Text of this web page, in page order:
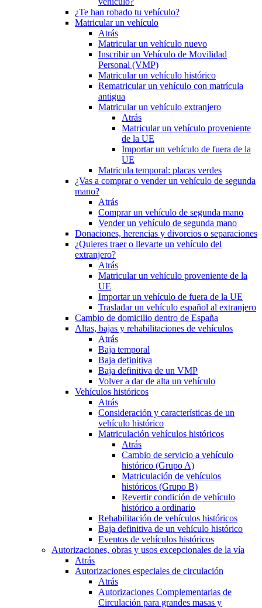
¿Te han robado tu vehículo?
Matricular un vehículo
Atrás
Matricular un vehículo nuevo
Inscribir un Vehículo de Movilidad
Personal (VMP)
Matricular un vehículo histórico
Rematricular un vehículo con matrícula
antigua
Matricular un vehículo extranjero
Atrás
Matricular un vehículo proveniente
de la UE
Importar un vehículo de fuera de la
UE
Matricula temporal: placas verdes
¿Vas a comprar o vender un vehículo de segunda
mano?
Atrás
Comprar un vehículo de segunda mano
Vender un vehículo de segunda mano
Donaciones, herencias y divorcios o separaciones
¿Quieres traer o llevarte un vehículo del
extranjero?
Atrás
Matricular un vehículo proveniente de la
UE
Importar un vehículo de fuera de la UE
Trasladar un vehículo español al extranjero
Cambio de domicilio dentro de España
Altas, bajas y rehabilitaciones de vehículos
Atrás
Baja temporal
Baja definitiva
Baja definitiva de un VMP
Volver a dar de alta un vehículo
Vehículos históricos
Atrás
Consideración y características de un
vehículo histórico
Matriculación vehículos históricos
Atrás
Cambio de servicio a vehículo
histórico (Grupo A)
Matriculación de vehículos
históricos (Grupo B)
Revertir condición de vehículo
histórico a ordinario
Rehabilitación de vehículos históricos
Baja definitiva de un vehículo histórico
Eventos de vehículos históricos
Autorizaciones, obras y usos excepcionales de la vía
Atrás
Autorizaciones especiales de circulación
Atrás
Autorizaciones Complementarias de
Circulación para grandes masas y